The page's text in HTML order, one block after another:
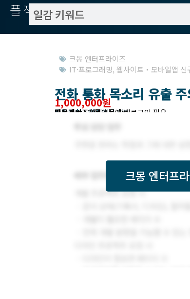
플젝서치
크몽 엔터프라이즈
IT·프로그래밍, 웹사이트・모바일앱 신
전화 통화 목소리 유출
1,000,000원
작업방식 : 외주
모집기한 : 크몽에서 확인
예상기간 : 30일
프로젝트조회 : 크몽에서 로그인 필요
받은제안 : 크몽에서 확인
크몽 엔터프